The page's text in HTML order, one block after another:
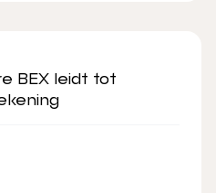
BEX leidt tot